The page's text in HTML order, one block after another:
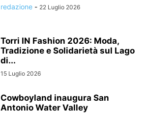
redazione - 22 Luglio 2026
Torri IN Fashion 2026: Moda,
Tradizione e Solidarietà sul Lago
di...
15 Luglio 2026
Cowboyland inaugura San
Antonio Water Valley